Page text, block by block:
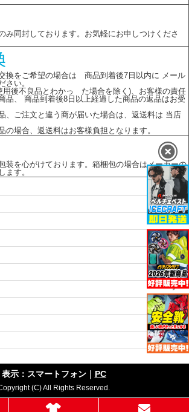
み同封しております。お気軽にお申しつけくださ
換をご希望の場合は 商品到着後7日以内に メール
さい。
後不良品とわかっ た場合を除く)、お客様の責任
品、 商品到着後8日以上経過した商品の返品はお受
、ご注文と違う商が届いた場合は、返送料は 当店
場合、返送料はお客様負担となります。
装を心がけております。箱梱包の場合はメーカーの
ます。
表示：スマートフォン｜ PC
(C) All Rights Reserved.